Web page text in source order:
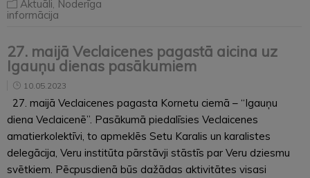
Aktuāli Noderīga
informācija
27. maijā Veclaicenes pagastā aicina uz
Igauņu dienas pasākumiem
10.05.2023
27. maijā Veclaicenes pagasta Kornetu ciemā – “Igauņu
diena Veclaicenē”. Pasākumā piedalīsies Veclaicenes
amatierkolektīvi, to apmeklēs Setu Karalis un karalistes
delegācija, Veru institūta pārstāvji stāstīs par Veru dziesmu
svētkiem. Pēcpusdienā būs dažādas aktivitātes visasi